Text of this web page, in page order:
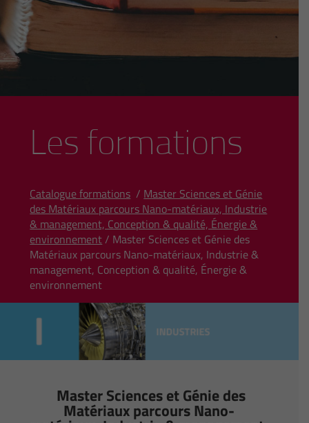
Les formations
Catalogue formations / Master Sciences et Génie
des Matériaux parcours Nano-matériaux, Industrie
& management, Conception & qualité, Énergie &
environnement/ Master Sciences et Génie des
Matériaux parcours Nano-matériaux, Industrie &
management, Conception & qualité, Énergie &
environnement
Master Sciences et Génie des
Matériaux parcours Nano-